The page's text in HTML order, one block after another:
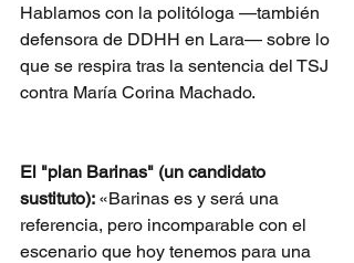
Hablamos con la politóloga —también
defensora de DDHH en Lara— sobre lo
que se respira tras la sentencia del TSJ
contra María Corina Machado.
El "plan Barinas" (un candidato
sustituto): «Barinas es y será una
referencia, pero incomparable con el
escenario que hoy tenemos para una